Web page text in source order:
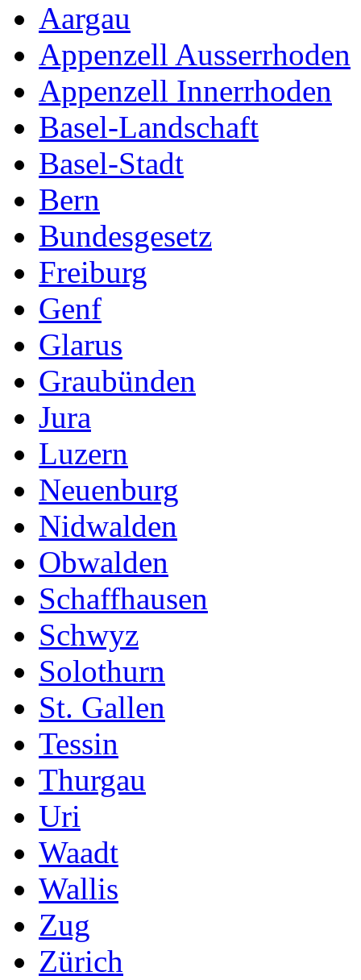
Aargau
Appenzell Ausserrhoden
Appenzell Innerrhoden
Basel-Landschaft
Basel-Stadt
Bern
Bundesgesetz
Freiburg
Genf
Glarus
Graubünden
Jura
Luzern
Neuenburg
Nidwalden
Obwalden
Schaffhausen
Schwyz
Solothurn
St. Gallen
Tessin
Thurgau
Uri
Waadt
Wallis
Zug
Zürich